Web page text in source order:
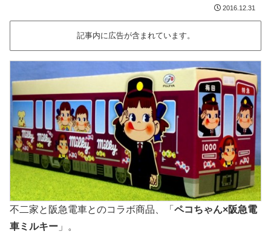
2016.12.31
記事内に広告が含まれています。
不二家と阪急電車とのコラボ商品、「 ペコちゃん×阪急電
車ミルキー 」。